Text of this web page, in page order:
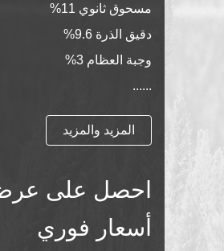
وجبة العظام 3%
......
احصل على عرض
أسعار فوري
اترك رسالة